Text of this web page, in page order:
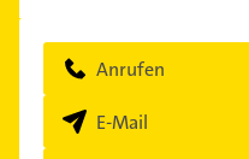
Anrufen
E-Mail